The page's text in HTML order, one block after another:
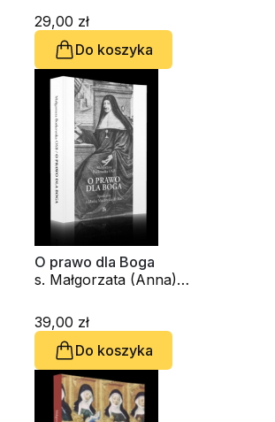
29,00 zł
Do koszyka
O prawo dla Boga
s. Małgorzata (Anna)
39,00 zł
Do koszyka